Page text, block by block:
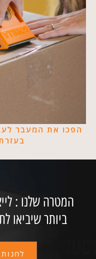
הפכו את המעבר
המטרה שלנו :
ביותר שיביאו